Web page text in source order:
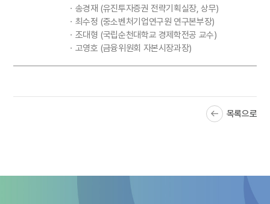
ㆍ송경재 (유진투자증권 전략기획실장, 상무)
ㆍ최수정 (중소벤처기업연구원 연구본부장)
ㆍ조대형 (국립순천대학교 경제학전공 교수)
ㆍ고영호 (금융위원회 자본시장과장)
목록으로